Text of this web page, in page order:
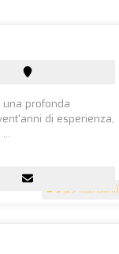
5 (29 recensioni)
una profonda
di esperienza,